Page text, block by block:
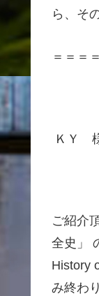
ら、そ
＝＝＝
ＫＹ
ご紹介
全史」
History
み終わ